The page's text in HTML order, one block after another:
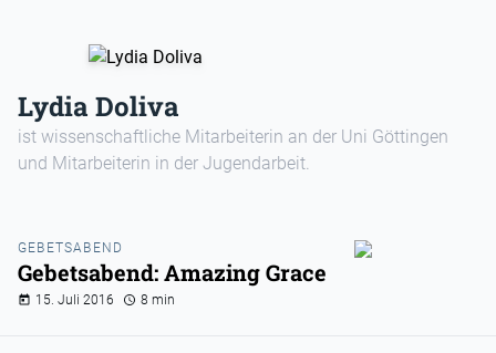
Lydia Doliva
ist wissenschaftliche Mitarbeiterin an der Uni Göttingen
und Mitarbeiterin in der Jugendarbeit.
GEBETSABEND
Gebetsabend: Amazing Grace
15. Juli 2016 8 min